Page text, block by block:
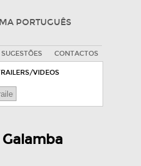
PORTUGUÊS
SUGESTÕES CONTACTOS
VIDEOS